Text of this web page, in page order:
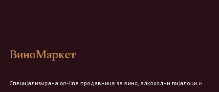
ВиноМаркет
Специјализирана on-line продавница за вино, алкохолни пијалоци и